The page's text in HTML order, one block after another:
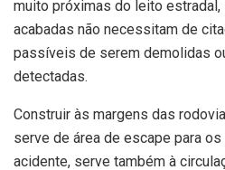
muito próximas do leito estradal,
acabadas não necessitam de
passíveis de serem demolidas
detectadas.
Construir às margens das
serve de área de escape para
acidente, serve também à